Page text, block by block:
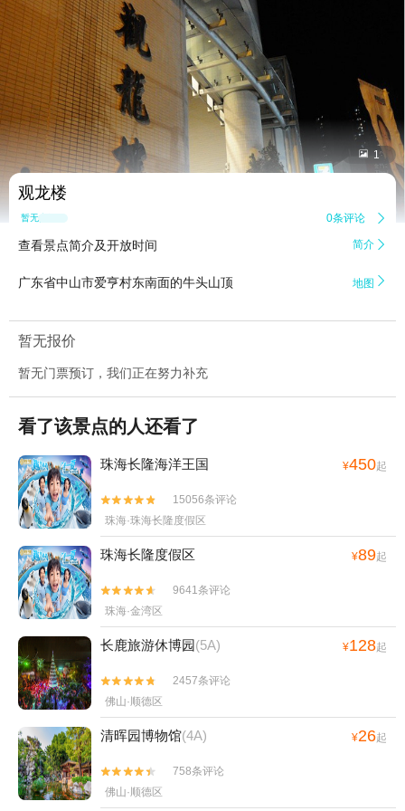
 1
观龙楼
暂无点评 0条评论 
查看景点简介及开放时间 简介 
广东省中山市爱亨村东南面的牛头山顶 地图 
暂无报价
暂无门票预订，我们正在努力补充
看了该景点的人还看了
珠海长隆海洋王国 ¥450起


15056条评论
珠海·珠海长隆度假区
珠海长隆度假区 ¥89起


9641条评论
珠海·金湾区
长鹿旅游休博园(5A) ¥128起


2457条评论
佛山·顺德区
清晖园博物馆(4A) ¥26起


758条评论
佛山·顺德区
